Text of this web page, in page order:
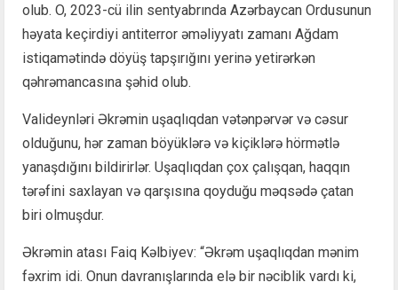
olub. O, 2023-cü ilin sentyabrında Azərbaycan Ordusunun
həyata keçirdiyi antiterror əməliyyatı zamanı Ağdam
istiqamətində döyüş tapşırığını yerinə yetirərkən
qəhrəmancasına şəhid olub.
Valideynləri Əkrəmin uşaqlıqdan vətənpərvər və cəsur
olduğunu, hər zaman böyüklərə və kiçiklərə hörmətlə
yanaşdığını bildirirlər. Uşaqlıqdan çox çalışqan, haqqın
tərəfini saxlayan və qarşısına qoyduğu məqsədə çatan
biri olmuşdur.
Əkrəmin atası Faiq Kəlbiyev: “Əkrəm uşaqlıqdan mənim
fəxrim idi. Onun davranışlarında elə bir nəciblik vardı ki,